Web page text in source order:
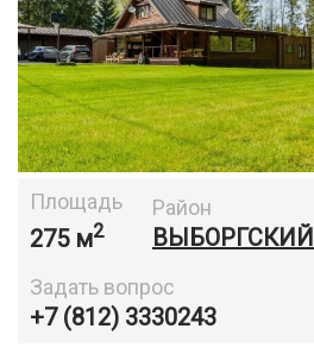
Площадь
275 м2
Район
ВЫБОРГСКИЙ
Задать вопрос
+7 (812) 3330243